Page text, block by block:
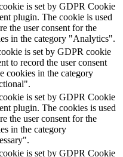
is set by GDPR Cookie
plugin. The cookie is used
the user consent for the
in the category "Analytics".
is set by GDPR cookie
to record the user consent
cookies in the category
is set by GDPR Cookie
plugin. The cookies is used
the user consent for the
in the category
is set by GDPR Cookie